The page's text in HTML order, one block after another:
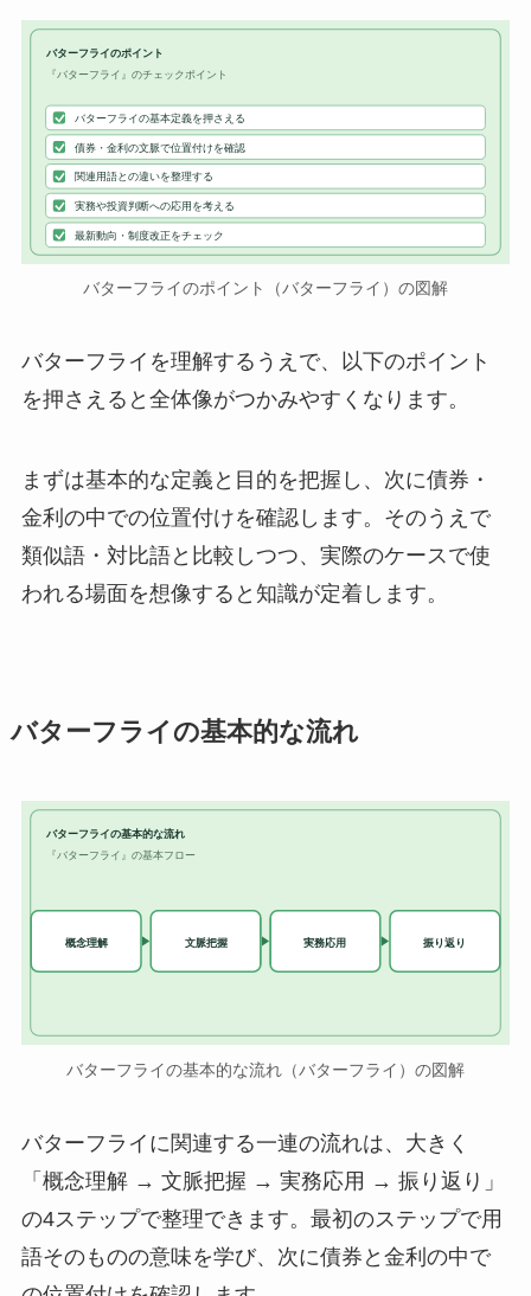
バターフライのポイント
『バターフライ』のチェックポイント
バターフライの基本定義を押さえる
債券・金利の文脈で位置付けを確認
関連用語との違いを整理する
実務や投資判断への応用を考える
最新動向・制度改正をチェック
バターフライのポイント（バターフライ）の図解
バターフライを理解するうえで、以下のポイント
を押さえると全体像がつかみやすくなります。
まずは基本的な定義と目的を把握し、次に債券・
金利の中での位置付けを確認します。そのうえで
類似語・対比語と比較しつつ、実際のケースで使
われる場面を想像すると知識が定着します。
バターフライの基本的な流れ
バターフライの基本的な流れ
『バターフライ』の基本フロー
概念理解 文脈把握 実務応用 振り返り
バターフライの基本的な流れ（バターフライ）の図解
バターフライに関連する一連の流れは、大きく
「概念理解 → 文脈把握 → 実務応用 → 振り返り」
の4ステップで整理できます。最初のステップで用
語そのものの意味を学び、次に債券と金利の中で